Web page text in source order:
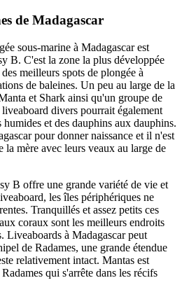
de Madagascar
sous-marine à Madagascar est
B. C'est la zone la plus développée
meilleurs spots de plongée à
de baleines. Un peu au large de la
et Shark ainsi qu'un groupe de
divers pourrait également
humides et des dauphins aux dauphins.
pour donner naissance et il n'est
la mère avec leurs veaux au large de
B offre une grande variété de vie et
les îles périphériques ne
Tranquillés et assez petits ces
coraux sont les meilleurs endroits
Liveaboards à Madagascar peut
de Radames, une grande étendue
relativement intact. Mantas est
qui s'arrête dans les récifs